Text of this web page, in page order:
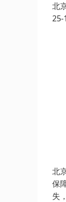
北
25-
北
保
失